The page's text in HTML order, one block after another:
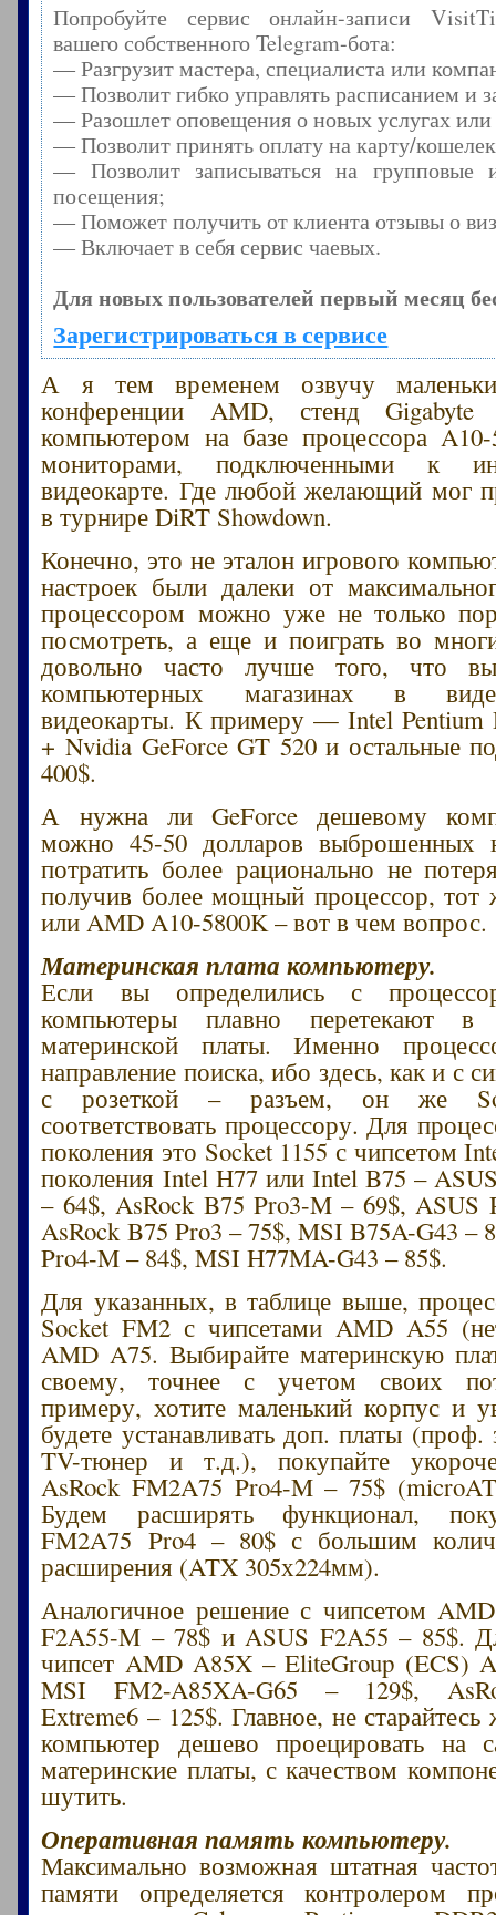
Попробуйте сервис онлайн-записи
вашего собственного Telegram-бота:
— Разгрузит мастера, специалиста или
— Позволит гибко управлять расписанием и
— Разошлет оповещения о новых услугах
— Позволит принять оплату на карту/
— Позволит записываться на групповые
посещения;
— Поможет получить от клиента отзывы о
— Включает в себя сервис чаевых.
Для новых пользователей первый месяц
Зарегистрироваться в сервисе
А я тем временем озвучу
конференции AMD, стенд
компьютером на базе процессора
мониторами, подключенными к
видеокарте. Где любой желающий мог
в турнире DiRT Showdown.
Конечно, это не эталон игрового
настроек были далеки от
процессором можно уже не только
посмотреть, а еще и поиграть во
довольно часто лучше того, что
компьютерных магазинах в
видеокарты. К примеру — Intel Pentium
+ Nvidia GeForce GT 520 и остальные
400$.
А нужна ли GeForce дешевому
можно 45-50 долларов выброшенных
потратить более рационально не
получив более мощный процессор, тот
или AMD A10-5800K – вот в чем вопрос.
Материнская плата компьютеру.
Если вы определились с
компьютеры плавно перетекают
материнской платы. Именно
направление поиска, ибо здесь, как и с
с розеткой – разъем, он же
соответствовать процессору. Для
поколения это Socket 1155 с чипсетом
поколения Intel H77 или Intel B75 –
– 64$, AsRock B75 Pro3-M – 69$, ASUS
AsRock B75 Pro3 – 75$, MSI B75A-G43 –
Pro4-M – 84$, MSI H77MA-G43 – 85$.
Для указанных, в таблице выше,
Socket FM2 с чипсетами AMD A55
AMD A75. Выбирайте материнскую
своему, точнее с учетом своих
примеру, хотите маленький корпус и
будете устанавливать доп. платы (проф.
TV-тюнер и т.д.), покупайте
AsRock FM2A75 Pro4-M – 75$
Будем расширять функционал,
FM2A75 Pro4 – 80$ с большим
расширения (ATX 305х224мм).
Аналогичное решение с чипсетом
F2A55-M – 78$ и ASUS F2A55 – 85$.
чипсет AMD A85X – EliteGroup (ECS)
MSI FM2-A85XA-G65 – 129$,
Extreme6 – 125$. Главное, не старайтесь
компьютер дешево проецировать на
материнские платы, с качеством
шутить.
Оперативная память компьютеру.
Максимально возможная штатная
памяти определяется контролером